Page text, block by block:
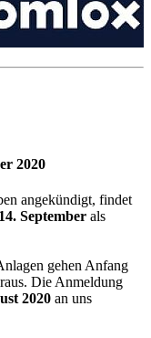
2020
angekündigt, findet
14. September als
gehen Anfang
Die Anmeldung
2020 an uns